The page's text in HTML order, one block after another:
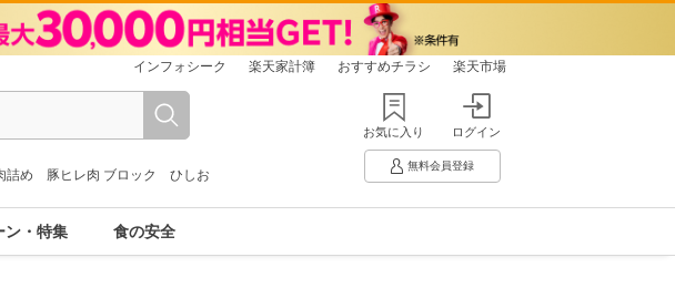
インフォシーク 楽天家計簿 おすすめチラシ 楽天市場
詰め 豚ヒレ肉 ブロック ひしお
お気に入り ログイン
無料会員登録
ン・特集 食の安全